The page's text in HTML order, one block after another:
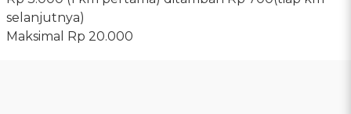
selanjutnya)
Maksimal Rp 20.000